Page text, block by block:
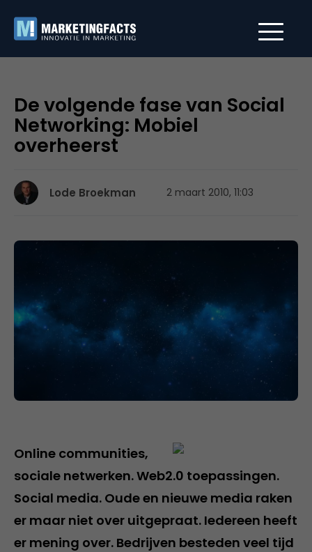
De volgende fase van Social
Networking: Mobiel
overheerst
Lode Broekman 2 maart 2010, 11:03
Online communities,
sociale netwerken. Web2.0 toepassingen.
Social media. Oude en nieuwe media raken
er maar niet over uitgepraat. Iedereen heeft
er mening over. Bedrijven besteden veel tijd